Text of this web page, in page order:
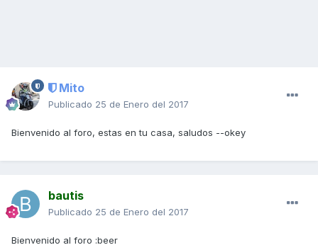
Mito
Publicado 25 de Enero del 2017
Bienvenido al foro, estas en tu casa, saludos --okey
bautis
Publicado 25 de Enero del 2017
Bienvenido al foro :beer